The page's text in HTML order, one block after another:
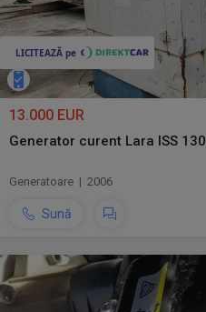
13.000 EUR
Generator curent Lara ISS 130
Generatoare | 2006
Sună